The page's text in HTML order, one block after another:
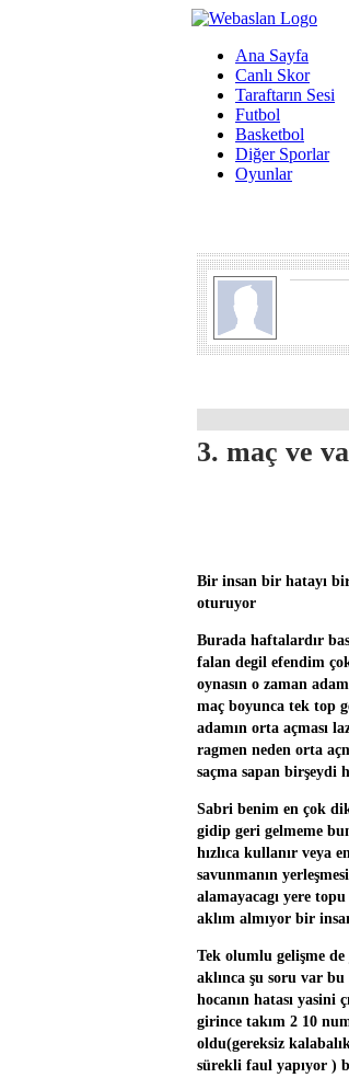
Ana Sayfa
Canlı Skor
Taraftarın Sesi
Futbol
Basketbol
Diğer Sporlar
Oyunlar
3. maç ve
Bir insan bir hatayı
oturuyor
Burada haftalardır
falan degil efendim
oynasın o zaman
maç boyunca tek top
adamın orta açması
ragmen neden orta
saçma sapan birşeydi
Sabri benim en çok
gidip geri gelmeme
hızlıca kullanır veya
savunmanın
alamayacagı yere
aklım almıyor bir
Tek olumlu gelişme
aklınca şu soru var
hocanın hatası yasini
girince takım 2 10
oldu(gereksiz
sürekli faul yapıyor )